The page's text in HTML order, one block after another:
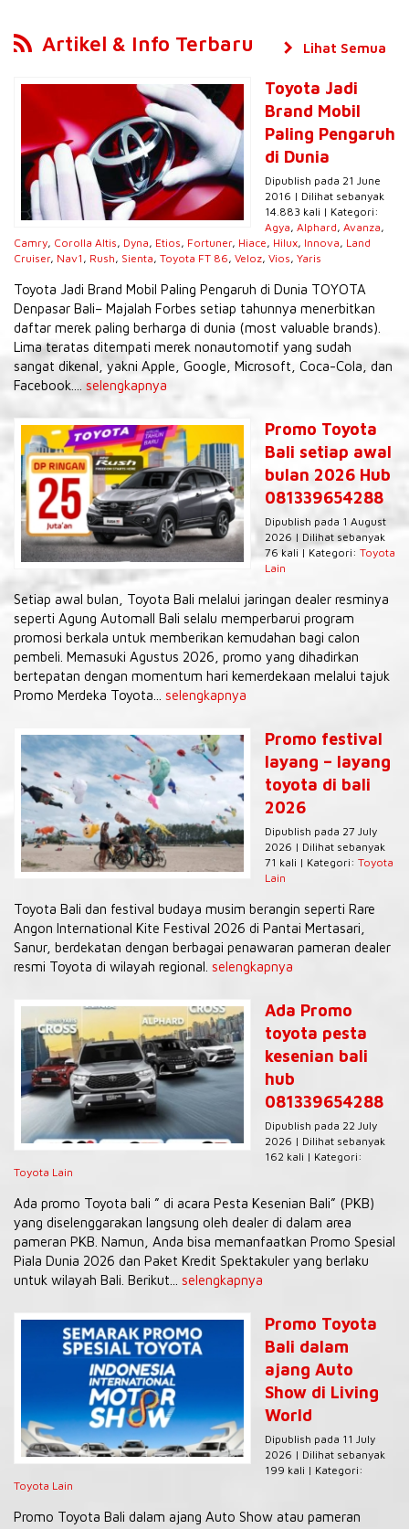
Artikel & Info Terbaru
Toyota Jadi
Brand Mobil
Paling Pengaruh
di Dunia
Dipublish pada 21 June
2016 | Dilihat sebanyak
14.883 kali | Kategori:
Agya, Alphard, Avanza,
Camry, Corolla Altis, Dyna, Etios, Fortuner, Hiace, Hilux, Innova, Land
Cruiser, Nav1 , Rush, Sienta, Toyota FT 86, Veloz, Vios, Yaris
Toyota Jadi Brand Mobil Paling Pengaruh di Dunia TOYOTA
Denpasar Bali– Majalah Forbes setiap tahunnya menerbitkan
daftar merek paling berharga di dunia (most valuable brands).
Lima teratas ditempati merek nonautomotif yang sudah
sangat dikenal, yakni Apple, Google, Microsoft, Coca-Cola, dan
Facebook.... selengkapnya
Promo Toyota
Bali setiap awal
bulan 2026 Hub
081339654288
Dipublish pada 1 August
2026 | Dilihat sebanyak
76 kali | Kategori: Toyota
Lain
Setiap awal bulan, Toyota Bali melalui jaringan dealer resminya
seperti Agung Automall Bali selalu memperbarui program
promosi berkala untuk memberikan kemudahan bagi calon
pembeli. Memasuki Agustus 2026, promo yang dihadirkan
bertepatan dengan momentum hari kemerdekaan melalui tajuk
Promo Merdeka Toyota... selengkapnya
Promo festival
layang – layang
toyota di bali
2026
Dipublish pada 27 July
2026 | Dilihat sebanyak
71 kali | Kategori: Toyota
Lain
Toyota Bali dan festival budaya musim berangin seperti Rare
Angon International Kite Festival 2026 di Pantai Mertasari,
Sanur, berdekatan dengan berbagai penawaran pameran dealer
resmi Toyota di wilayah regional. selengkapnya
Ada Promo
toyota pesta
kesenian bali
hub
081339654288
Dipublish pada 22 July
2026 | Dilihat sebanyak
162 kali | Kategori:
Toyota Lain
Ada promo Toyota bali ” di acara Pesta Kesenian Bali” (PKB)
yang diselenggarakan langsung oleh dealer di dalam area
pameran PKB. Namun, Anda bisa memanfaatkan Promo Spesial
Piala Dunia 2026 dan Paket Kredit Spektakuler yang berlaku
untuk wilayah Bali. Berikut... selengkapnya
Promo Toyota
Bali dalam
ajang Auto
Show di Living
World
Dipublish pada 11 July
2026 | Dilihat sebanyak
199 kali | Kategori:
Toyota Lain
Promo Toyota Bali dalam ajang Auto Show atau pameran
Lihat Semua